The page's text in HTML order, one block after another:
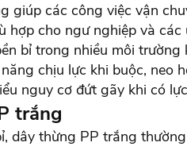
giúp các công việc vận
hợp cho ngư nghiệp và
bỉ trong nhiều môi trường
chịu lực khi buộc, neo
nguy cơ đứt gãy khi có
trắng
dây thừng PP trắng